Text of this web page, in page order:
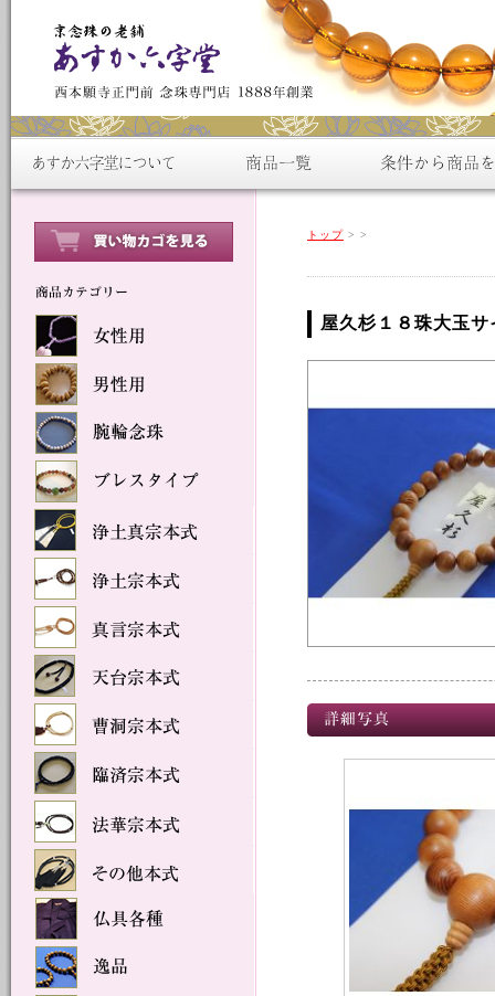
トップ > >
屋久杉１８珠大玉サ